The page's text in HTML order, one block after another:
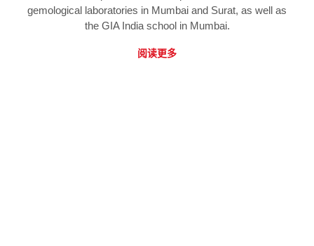
gemological laboratories in Mumbai and Surat, as well as
the GIA India school in Mumbai.
阅读更多